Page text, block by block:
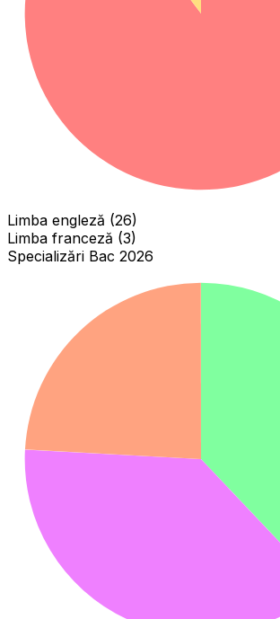
Limba engleză (26)
Limba franceză (3)
Specializări Bac 2026